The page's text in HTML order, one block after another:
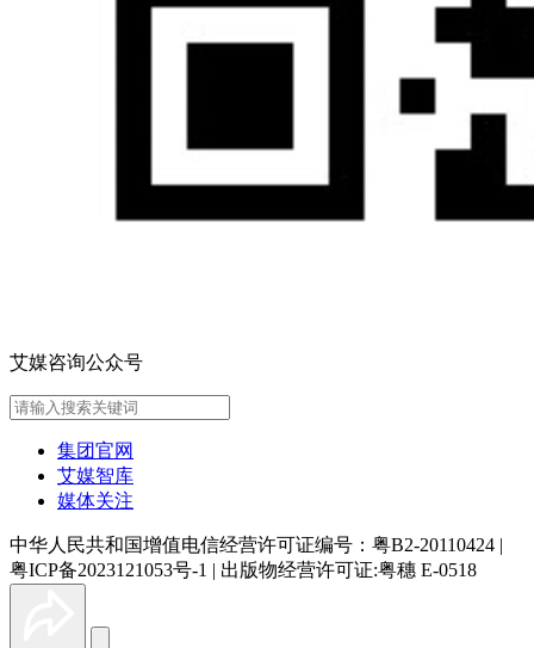
艾媒咨询公众号
集团官网
艾媒智库
媒体关注
中华人民共和国增值电信经营许可证编号：粤B2-20110424 |
粤ICP备2023121053号-1 | 出版物经营许可证:粤穗 E-0518